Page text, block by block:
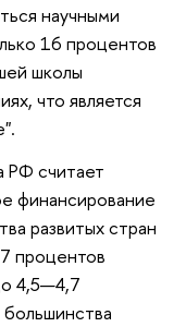
научными
16 процентов
школы
что является
РФ считает
финансирование
развитых стран
процентов
4,5—4,7